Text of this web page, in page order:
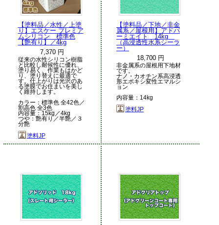
【塗料品／水性／上塗
り】エスケー プレミア
ムシリコン 標準色
【艶有り】／4kg
7,370 円
従来の水性シリコン樹脂
と比較し耐候性に優れ、
塗り易く、作業もはかど
り、塗り替えに最適で
す。仕上がりは光沢のあ
る塗膜でお住まいを美し
く維持します。
カラー：標準色 全42色／
割高色 全3色
内容量：15kg／4kg
つや：艶有り／半艶／３
分艶
塗料JP
【塗料品／下地／非金
属系／屋根用】アドパ
ーミエイト 14kg
（高浸透性水系シーラ
ー）
18,700 円
非金属系の屋根用下地材
です。
ナノ・カオチン系高浸透
形エポキシ変性エマルシ
ョン
内容量：14kg
塗料JP